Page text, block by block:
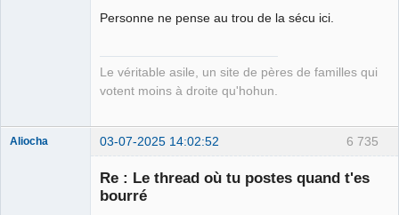
Personne ne pense au trou de la sécu ici.
Le véritable asile, un site de pères de familles qui
votent moins à droite qu'hohun.
6 735
Aliocha 03-07-2025 14:02:52
Re : Le thread où tu postes quand t'es
bourré